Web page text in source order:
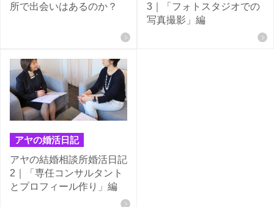
所で出会いはあるのか？
3｜「フォトスタジオでの
写真撮影」編
アヤの婚活日記
アヤの結婚相談所婚活日記
2｜「専任コンサルタント
とプロフィール作り」編